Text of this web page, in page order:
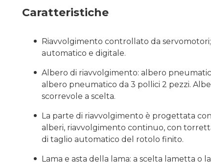
Caratteristiche
Riavvolgimento controllato da
automatico e digitale.
Albero di riavvolgimento: albero
albero pneumatico da 3 pollici 2 pezzi.
scorrevole a scelta.
La parte di riavvolgimento è progettata
alberi, riavvolgimento continuo, con
di taglio automatico del rotolo finito.
Lama e asta della lama: a scelta lametta o